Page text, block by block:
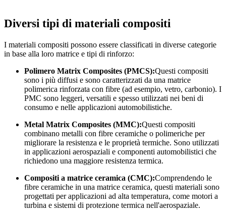
Diversi tipi di materiali compositi
I materiali compositi possono essere classificati in diverse categorie
in base alla loro matrice e tipi di rinforzo:
Polimero Matrix Composites (PMCS):Questi compositi
sono i più diffusi e sono caratterizzati da una matrice
polimerica rinforzata con fibre (ad esempio, vetro, carbonio). I
PMC sono leggeri, versatili e spesso utilizzati nei beni di
consumo e nelle applicazioni automobilistiche.
Metal Matrix Composites (MMC):Questi compositi
combinano metalli con fibre ceramiche o polimeriche per
migliorare la resistenza e le proprietà termiche. Sono utilizzati
in applicazioni aerospaziali e componenti automobilistici che
richiedono una maggiore resistenza termica.
Compositi a matrice ceramica (CMC):Comprendendo le
fibre ceramiche in una matrice ceramica, questi materiali sono
progettati per applicazioni ad alta temperatura, come motori a
turbina e sistemi di protezione termica nell'aerospaziale.